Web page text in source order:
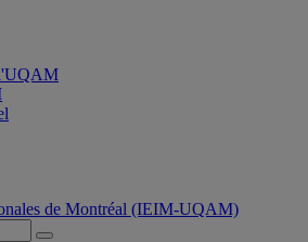
l'UQAM
de Montréal (IEIM-UQAM)